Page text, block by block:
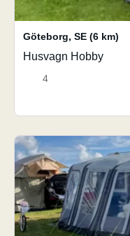
Göteborg, SE (6 km)
Husvagn Hobby
4